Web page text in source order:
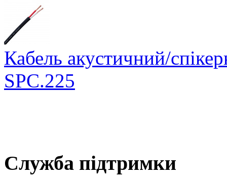
Кабель акустичний/
SPC.225
Служба підтримки